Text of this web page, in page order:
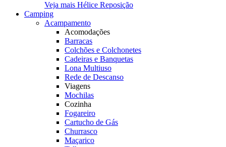
Veja mais Hélice Reposição
Camping
Acampamento
Acomodações
Barracas
Colchões e Colchonetes
Cadeiras e Banquetas
Lona Multiuso
Rede de Descanso
Viagens
Mochilas
Cozinha
Fogareiro
Cartucho de Gás
Churrasco
Maçarico